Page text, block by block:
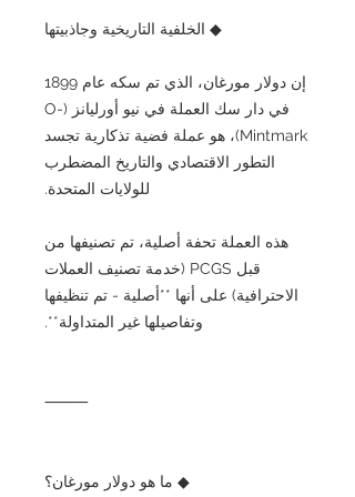
◆ الخلفية التاريخية وجاذبيتها
إن دولار مورغان، الذي تم سكه عام 1899
في دار سك العملة في نيو أورليانز (O-
Mintmark)، هو عملة فضية تذكارية تجسد
التطور الاقتصادي والتاريخ المضطرب
للولايات المتحدة.
هذه العملة تحفة أصلية، تم تصنيفها من
قبل PCGS (خدمة تصنيف العملات
الاحترافية) على أنها **أصلية - تم تنظيفها
وتفاصيلها غير المتداولة**.
⸻
◆ ما هو دولار مورغان؟